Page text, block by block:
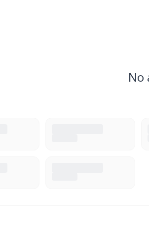
No